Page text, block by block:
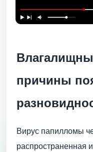
причины
Вирус папилломы
распространенная